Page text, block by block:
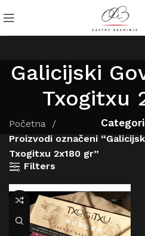
Galicijski
Txogitxu
Početna
Proizvodi označeni
Txogitxu 2x180 gr”
Filters